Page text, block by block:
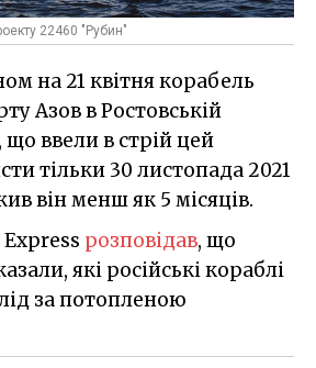
22460 "Рубин"
на 21 квітня корабель
Азов в Ростовській
що ввели в стрій цей
тільки 30 листопада 2021
він менш як 5 місяців.
розповідав, що
які російські кораблі
за потопленою